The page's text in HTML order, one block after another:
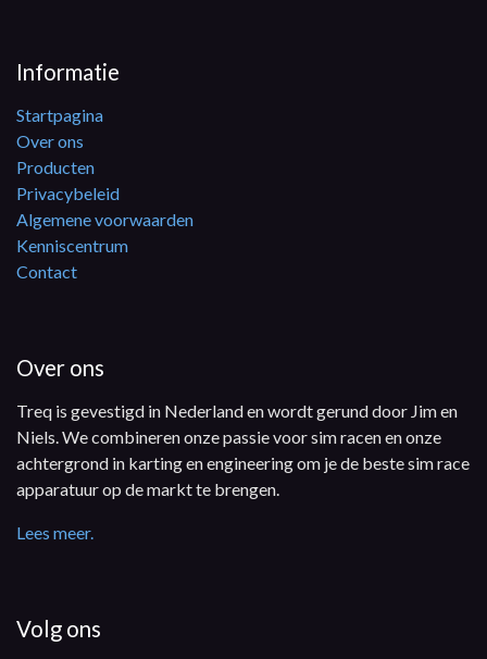
Informatie
Startpagina
Over ons
Producten
Privacybeleid
Algemene voorwaarden
Kenniscentrum
Contact
Over ons
Treq is gevestigd in Nederland en wordt gerund door Jim en
Niels. We combineren onze passie voor sim racen en onze
achtergrond in karting en engineering om je de beste sim race
apparatuur op de markt te brengen.
Lees meer.
Volg ons